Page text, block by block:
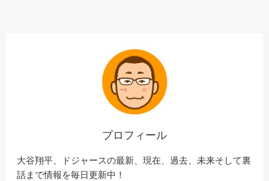
プロフィール
大谷翔平、ドジャースの最新、現在、過去、未来そして裏
話まで情報を毎日更新中！